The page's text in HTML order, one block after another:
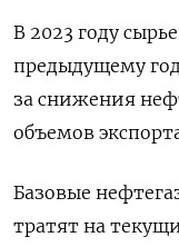
В 2023 году
предыдущему
за снижения
объемов
Базовые
тратят на